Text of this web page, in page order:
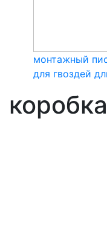
монтажный
для гвоздей